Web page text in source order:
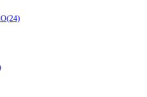
(24)